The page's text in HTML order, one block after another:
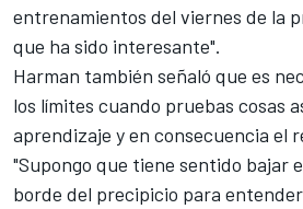
entrenamientos del viernes de la
que ha sido interesante".
Harman también señaló que es
los límites cuando pruebas cosas
aprendizaje y en consecuencia el
"Supongo que tiene sentido bajar
borde del precipicio para